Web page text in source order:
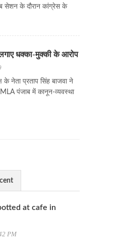
सेशन के दौरान कांग्रेस के
धक्का-मुक्की के आरोप
के नेता प्रताप सिंह बाजवा ने
पंजाब में कानून-व्यवस्था
at cafe in
PM